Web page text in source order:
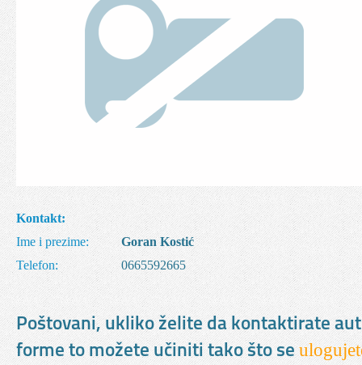
Kontakt:
Ime i prezime:
Goran Kostić
Telefon:
0665592665
Poštovani, ukliko želite da kontaktirate
forme to možete učiniti tako što se